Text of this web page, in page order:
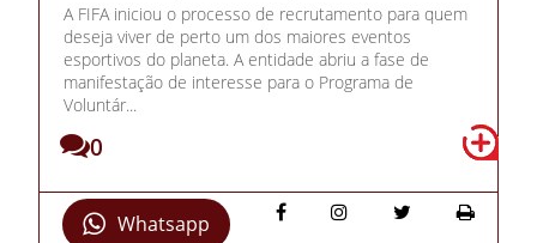
A FIFA iniciou o processo de recrutamento para quem
deseja viver de perto um dos maiores eventos
esportivos do planeta. A entidade abriu a fase de
manifestação de interesse para o Programa de
Voluntár...
0
Whatsapp